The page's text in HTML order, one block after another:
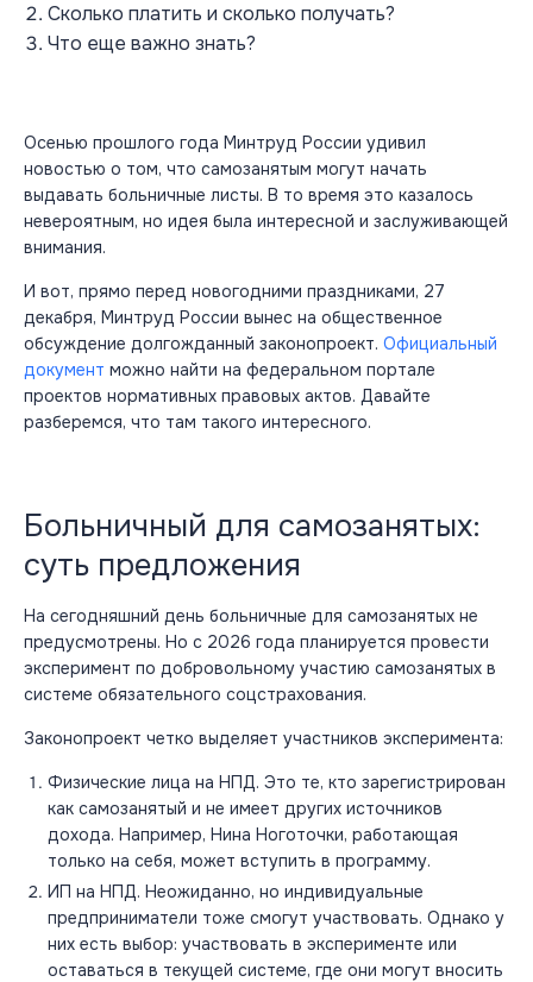
Сколько платить и сколько получать?
Что еще важно знать?
Осенью прошлого года Минтруд России удивил
новостью о том, что самозанятым могут начать
выдавать больничные листы. В то время это казалось
невероятным, но идея была интересной и заслуживающей
внимания.
И вот, прямо перед новогодними праздниками, 27
декабря, Минтруд России вынес на общественное
обсуждение долгожданный законопроект. Официальный
документ можно найти на федеральном портале
проектов нормативных правовых актов. Давайте
разберемся, что там такого интересного.
Больничный для самозанятых:
суть предложения
На сегодняшний день больничные для самозанятых не
предусмотрены. Но с 2026 года планируется провести
эксперимент по добровольному участию самозанятых в
системе обязательного соцстрахования.
Законопроект четко выделяет участников эксперимента:
Физические лица на НПД. Это те, кто зарегистрирован
как самозанятый и не имеет других источников
дохода. Например, Нина Ноготочки, работающая
только на себя, может вступить в программу.
ИП на НПД. Неожиданно, но индивидуальные
предприниматели тоже смогут участвовать. Однако у
них есть выбор: участвовать в эксперименте или
оставаться в текущей системе, где они могут вносить